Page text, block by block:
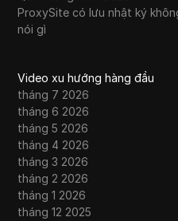
ProxySite có lưu nhật ký
nói gì
Video xu hướng hàng đầu
tháng 7 2026
tháng 6 2026
tháng 5 2026
tháng 4 2026
tháng 3 2026
tháng 2 2026
tháng 1 2026
tháng 12 2025